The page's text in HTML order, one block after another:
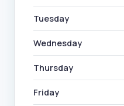
Tuesday
Wednesday
Thursday
Friday